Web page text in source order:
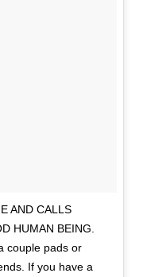
AND CALLS
HUMAN BEING.
couple pads or
If you have a